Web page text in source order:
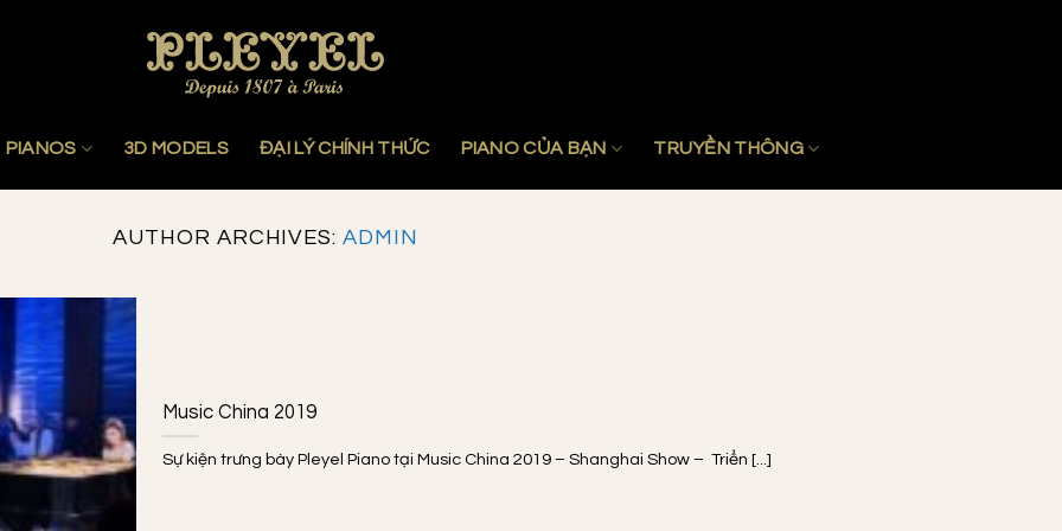
PIANOS 3D MODELS ĐẠI LÝ CHÍNH THỨC PIANO CỦA BẠN TRUYỀN THÔNG
AUTHOR ARCHIVES:ADMIN
Music China 2019
Sự kiện trưng bày Pleyel Piano tại Music China 2019 – Shanghai Show – Triển [...]